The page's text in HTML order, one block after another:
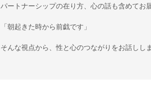
パートナーシップの在り方、心の話も含めてお
「朝起きた時から前戯です」
そんな視点から、性と心のつながりをお話ししま